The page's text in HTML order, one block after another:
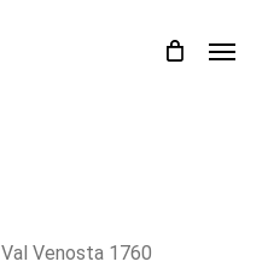
Close
Val Venosta 1760